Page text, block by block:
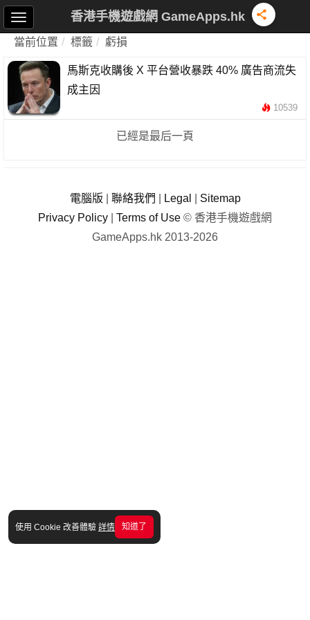
使用 Cookie 改善體驗 詳情 知道了
香港手機遊戲網 GameApps.hk
當前位置 標籤 虧損
馬斯克收購後 X 平台營收暴跌 40% 廣告商流失
成主因
10539
已經是最后一頁
電腦版 聯絡我們 Legal
Sitemap
Privacy Policy
Terms of Use © 香港手機遊戲網
GameApps.hk 2013-2026